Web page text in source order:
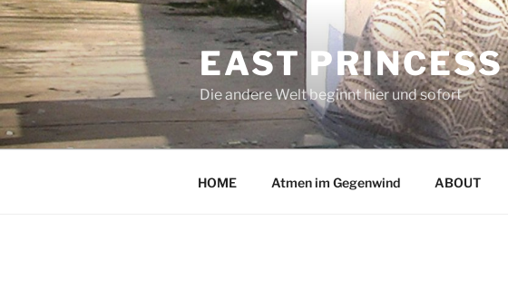
Zum
Inhalt
springen
EAST PRINCESS
Die andere Welt beginnt hier und sofort
HOME Atmen im Gegenwind ABOUT